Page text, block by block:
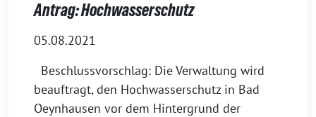
Antrag: Hochwasserschutz
05.08.2021
Beschlussvorschlag: Die Verwaltung wird
beauftragt, den Hochwasserschutz in Bad
Oeynhausen vor dem Hintergrund der